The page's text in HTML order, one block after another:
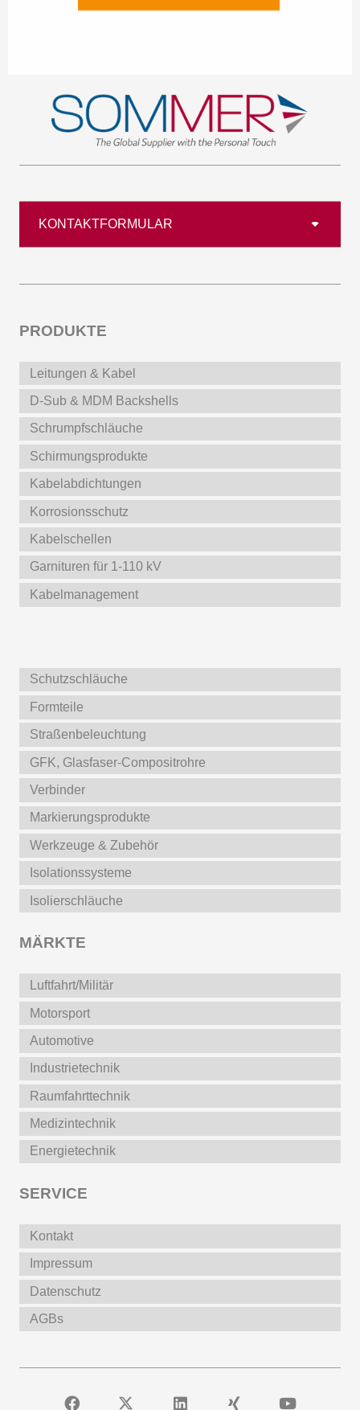
KONTAKTFORMULAR
PRODUKTE
Leitungen & Kabel
D-Sub & MDM Backshells
Schrumpfschläuche
Schirmungsprodukte
Kabelabdichtungen
Korrosionsschutz
Kabelschellen
Garnituren für 1-110 kV
Kabelmanagement
Schutzschläuche
Formteile
Straßenbeleuchtung
GFK, Glasfaser-Compositrohre
Verbinder
Markierungsprodukte
Werkzeuge & Zubehör
Isolationssysteme
Isolierschläuche
MÄRKTE
Luftfahrt/Militär
Motorsport
Automotive
Industrietechnik
Raumfahrttechnik
Medizintechnik
Energietechnik
SERVICE
Kontakt
Impressum
Datenschutz
AGBs